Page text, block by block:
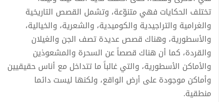
تختلف الحكايات فهي متنوّعة، وتشمل القصص التاريخية
والغرامية والتراجيدية والكوميدية، والشعرية، والخيالية،
والأسطورية، وهناك قصص عديدة تصف الجن والغيلان
والقردة، كما أن هناك قصصاً عن السحرة والمشعوذين
والأماكن الأسطورية، والتي غالباً ما تتداخل مع أناس حقيقيين
وأماكن موجودة على أرض الواقع، ولكنها ليست دائما
منطقية.